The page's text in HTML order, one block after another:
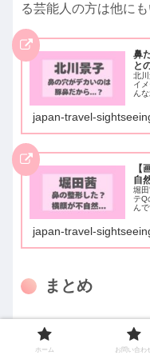
る芸能人の方は他にも
鼻
と
北
イ
ん
な
こ...
japan-travel-
【
自
堀
テQ
ん
た
japan-travel-
まとめ
今回は「【なぜ】松
ホーム お問い合わ